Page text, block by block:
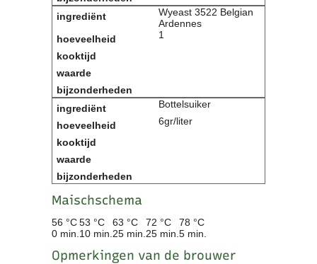
Wyeast 3522 Belgian
Ardennes
1
Bottelsuiker
6gr/liter
Maischschema
56 °C53 °C 63 °C 72 °C
78 °C
0 min. 10 min. 25 min. 25 min. 5 min.
Opmerkingen van de brouwer